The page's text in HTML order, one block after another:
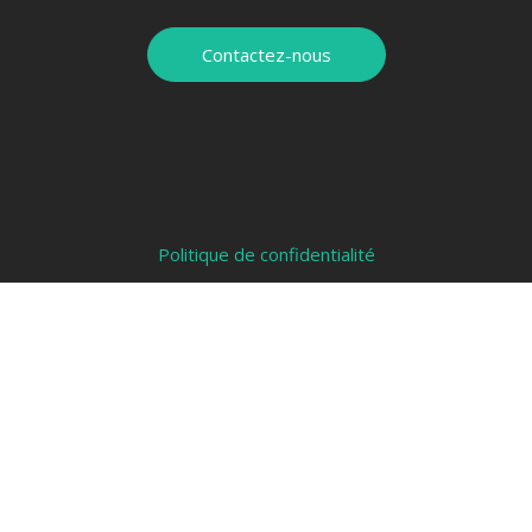
Contactez-nous
Politique de confidentialité